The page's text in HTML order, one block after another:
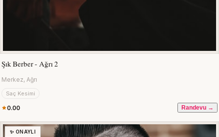
Şık Berber - Ağrı 2
Merkez, Ağrı
Saç Kesimi
0.00 Randevu →
✨ ONAYLI